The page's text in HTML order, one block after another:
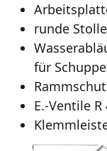
runde
für
E.-Ventile R